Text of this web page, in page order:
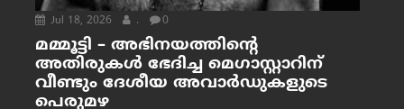
Jul 18, 2026 . 0
മമ്മൂട്ടി – അഭിനയത്തിന്റെ
അതിരുകൾ ഭേദിച്ച മെഗാസ്റ്റാറിന്
വീണ്ടും ദേശീയ അവാർഡുകളുടെ
പെരുമഴ